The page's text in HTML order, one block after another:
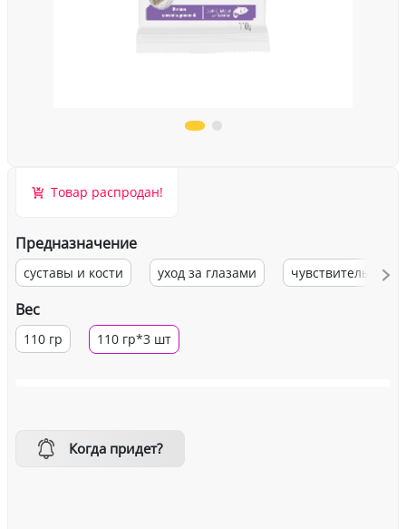
Товар распродан!
Предназначение
суставы и кости уход за глазами чувствительное
Вес
110 гр 110 гр*3 шт
Когда придет?